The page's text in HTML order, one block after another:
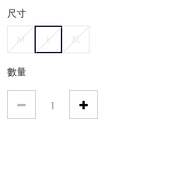
已選擇
尺寸
M L 已選擇
XL
數量